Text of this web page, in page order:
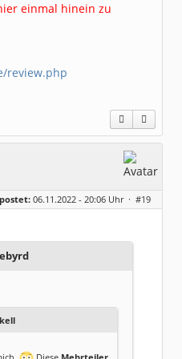
einmal hinein zu
review.php
06.11.2022 - 20:06 Uhr · #19